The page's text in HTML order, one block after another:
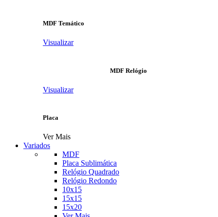
MDF Temático
Visualizar
MDF Relógio
Visualizar
Placa
Ver Mais
Variados
MDF
Placa Sublimática
Relógio Quadrado
Relógio Redondo
10x15
15x15
15x20